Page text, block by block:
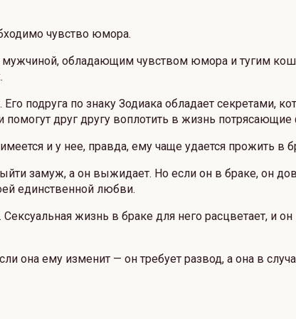
чувство юмора.
обладающим чувством юмора и тугим
подруга по знаку Зодиака обладает
помогут друг другу воплотить в жизнь
и у нее, правда, ему чаще удается прожить в
замуж, а он выжидает. Но если он в браке, он
единственной любви.
жизнь в браке для него расцветает, и
она ему изменит — он требует развод, а она в